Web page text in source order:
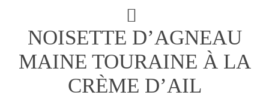
NOISETTE D’AGNEAU
MAINE TOURAINE À LA
CRÈME D’AIL